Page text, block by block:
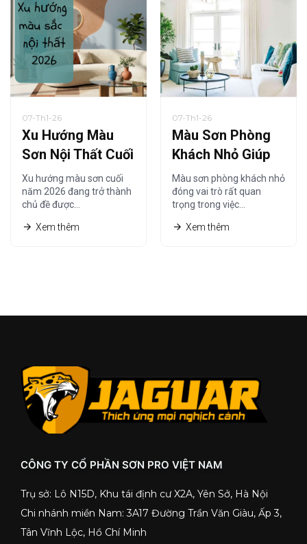
07-Th1-26
Xu Hướng Màu
Sơn Nội Thất Cuối
Năm 2026 Được
Ưa Chuộng Nhất
Xu hướng màu sơn cuối
năm 2026 đang trở thành
chủ đề được…
Xem thêm
07-Th1-26
Màu Sơn Phòng
Khách Nhỏ Giúp
Không Gian Trông
Rộng Hơn Năm
2026
Màu sơn phòng khách nhỏ
đóng vai trò rất quan
trọng trong việc…
Xem thêm
CÔNG TY CỔ PHẦN SƠN PRO VIỆT NAM
Trụ sở: Lô N15D, Khu tái định cư X2A, Yên Sở, Hà Nội
Chi nhánh miền Nam: 3A17 Đường Trần Văn Giàu, Ấp 3,
Tân Vĩnh Lộc, Hồ Chí Minh